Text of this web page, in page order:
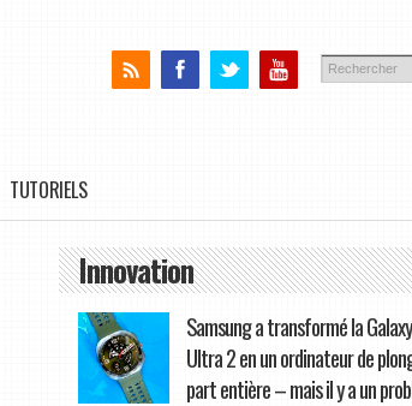
TUTORIELS
Innovation
Samsung a transformé la
Ultra 2 en un ordinateur de
part entière – mais il y a un